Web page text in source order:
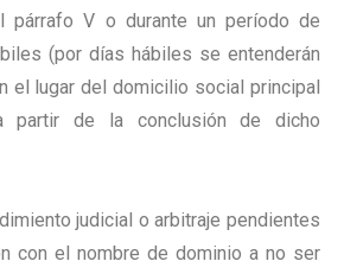
párrafo V o durante un período de
(por días hábiles se entenderán
el lugar del domicilio social principal
partir de la conclusión de dicho
judicial o arbitraje pendientes
con el nombre de dominio a no ser